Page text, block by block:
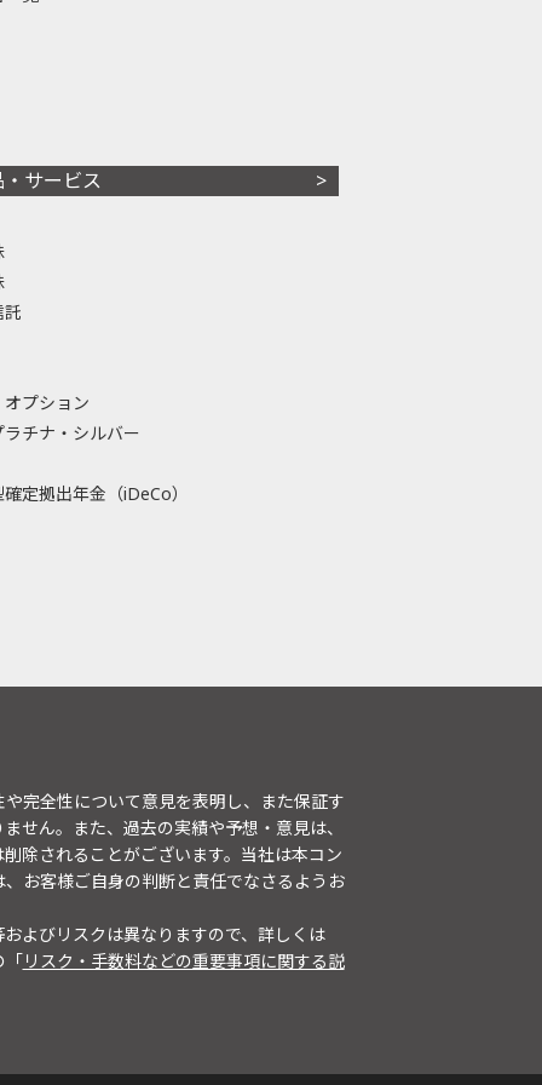
・サービス
託
プション
ラチナ・シルバー
定拠出年金（iDeCo）
完全性について意見を表明し、また保証す
せん。また、過去の実績や予想・意見は、
除されることがございます。当社は本コン
お客様ご自身の判断と責任でなさるようお
よびリスクは異なりますので、詳しくは
「リスク・手数料などの重要事項に関する説